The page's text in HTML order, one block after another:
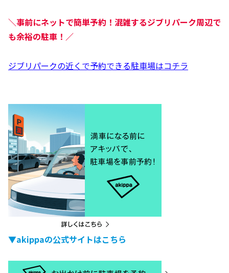
＼事前にネットで簡単予約！混雑するジブリパーク周辺で
も余裕の駐車！／
ジブリパークの近くで予約できる駐車場はコチラ
▼akippaの公式サイトはこちら